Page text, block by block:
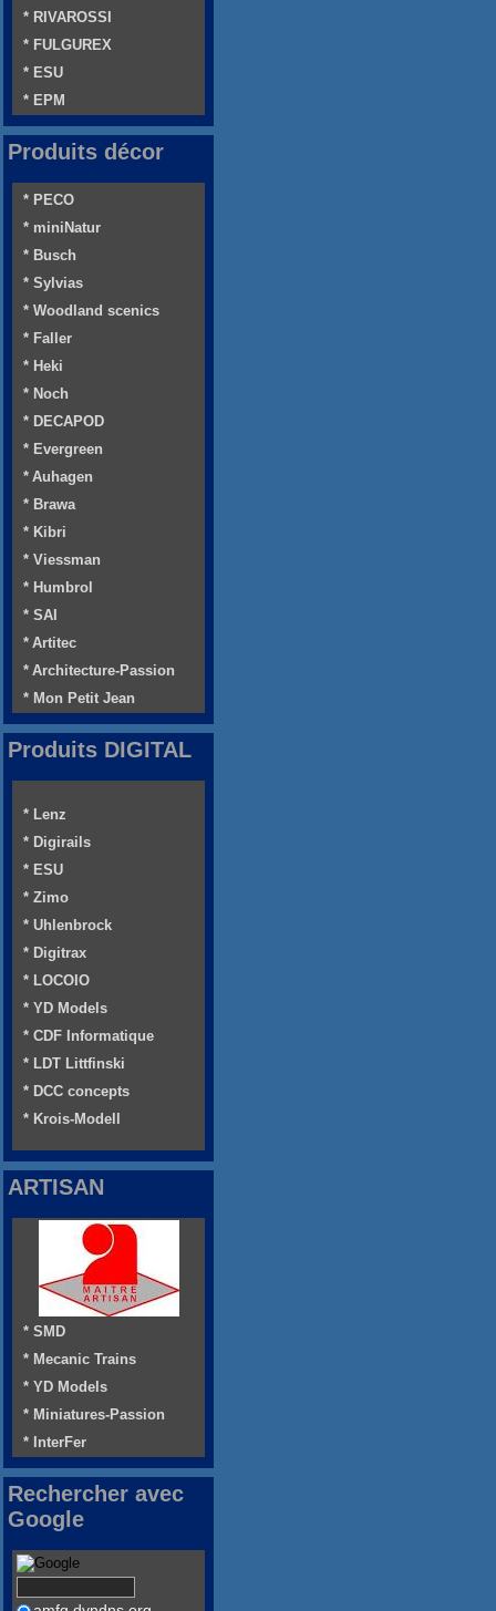
* RIVAROSSI
* FULGUREX
* ESU
* EPM
Produits décor
* PECO
* miniNatur
* Busch
* Sylvias
* Woodland scenics
* Faller
* Heki
* Noch
* DECAPOD
* Evergreen
* Auhagen
* Brawa
* Kibri
* Viessman
* Humbrol
* SAI
* Artitec
* Architecture-Passion
* Mon Petit Jean
Produits DIGITAL
* Lenz
* Digirails
* ESU
* Zimo
* Uhlenbrock
* Digitrax
* LOCOIO
* YD Models
* CDF Informatique
* LDT Littfinski
* DCC concepts
* Krois-Modell
ARTISAN
* SMD
* Mecanic Trains
* YD Models
* Miniatures-Passion
* InterFer
Rechercher avec
Google